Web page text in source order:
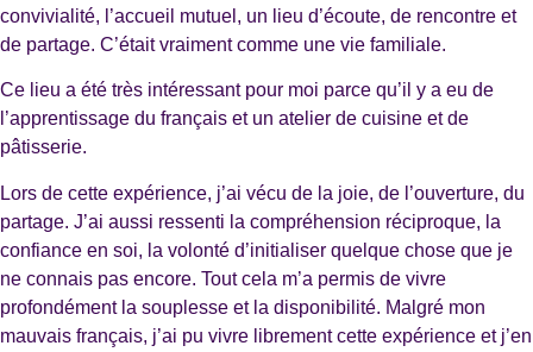
convivialité, l’accueil mutuel, un lieu d’écoute, de rencontre et
de partage. C’était vraiment comme une vie familiale.
Ce lieu a été très intéressant pour moi parce qu’il y a eu de
l’apprentissage du français et un atelier de cuisine et de
pâtisserie.
Lors de cette expérience, j’ai vécu de la joie, de l’ouverture, du
partage. J’ai aussi ressenti la compréhension réciproque, la
confiance en soi, la volonté d’initialiser quelque chose que je
ne connais pas encore. Tout cela m’a permis de vivre
profondément la souplesse et la disponibilité. Malgré mon
mauvais français, j’ai pu vivre librement cette expérience et j’en